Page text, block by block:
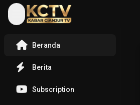
Beranda
Berita
Subscription